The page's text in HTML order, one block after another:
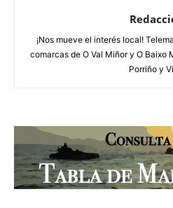
¡Nos mueve el interés local!
comarcas de O Val Miñor y O Baixo
Porriño y